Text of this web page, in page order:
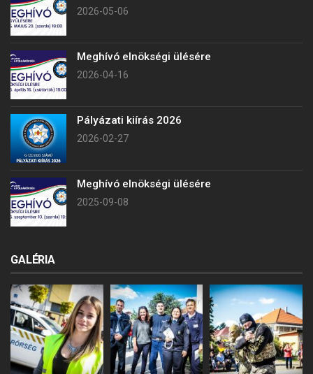
2026-05-06
Meghívó elnökségi ülésére
2026-04-16
Pályázati kiírás 2026
2026-02-27
Meghívó elnökségi ülésére
2025-09-08
GALÉRIA